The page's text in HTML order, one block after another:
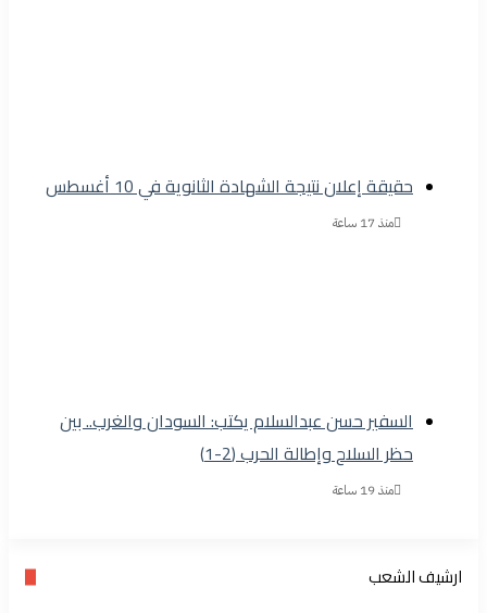
حقيقة إعلان نتيجة الشهادة الثانوية في 10 أغسطس
منذ 17 ساعة
السفير حسن عبدالسلام يكتب: السودان والغرب.. بين
حظر السلاح وإطالة الحرب (2-1)
منذ 19 ساعة
ارشيف الشعب